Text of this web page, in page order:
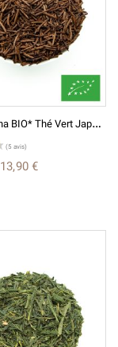
H
Ôji Kukicha BIO* Thé Vert Japonais De Tiges Grillées ほうじ茎茶
13,90 €